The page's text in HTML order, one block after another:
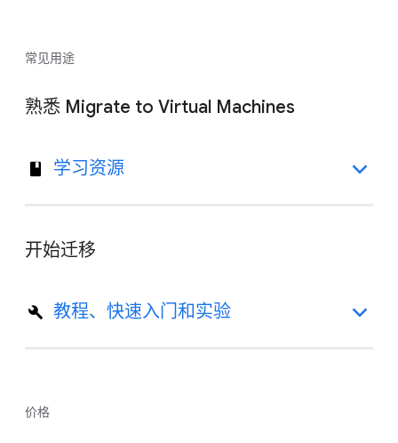
常见用途
熟悉 Migrate to Virtual Machines
学习资源
开始迁移
教程、快速入门和实验
价格